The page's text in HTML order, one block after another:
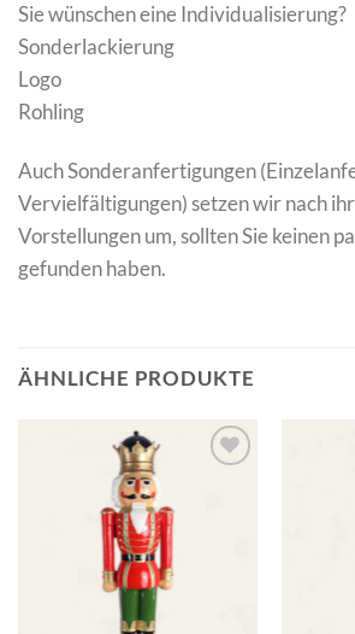
Sie wünschen eine Individualisierung?
Sonderlackierung
Logo
Rohling
Auch Sonderanfertigungen
Vervielfältigungen) setzen wir nach
Vorstellungen um, sollten Sie keinen
gefunden haben.
ÄHNLICHE PRODUKTE